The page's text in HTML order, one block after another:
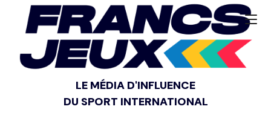
LE MÉDIA D'INFLUENCE
DU SPORT INTERNATIONAL